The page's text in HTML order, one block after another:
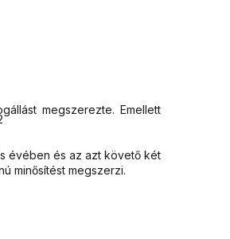
megszerezte. Emellett
évében és az azt követő két
minősítést megszerzi.